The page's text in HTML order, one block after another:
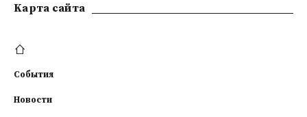
Kарта сайта
События
Новости